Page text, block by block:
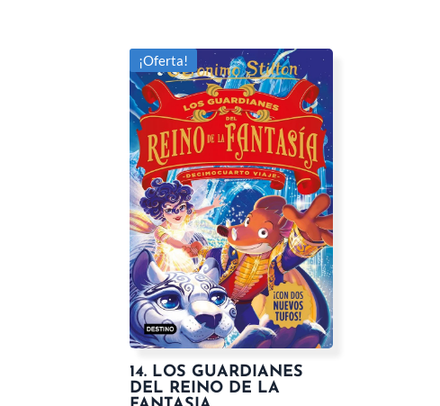
¡Oferta!
14. LOS GUARDIANES
DEL REINO DE LA